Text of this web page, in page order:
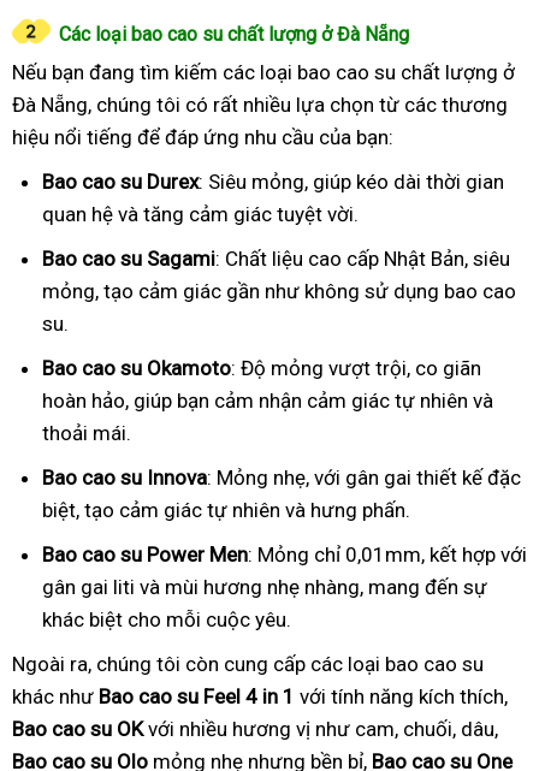
Các loại bao cao su chất lượng ở Đà Nẵng
Nếu bạn đang tìm kiếm các loại bao cao su chất lượng ở
Đà Nẵng, chúng tôi có rất nhiều lựa chọn từ các thương
hiệu nổi tiếng để đáp ứng nhu cầu của bạn:
Bao cao su Durex: Siêu mỏng, giúp kéo dài thời gian
quan hệ và tăng cảm giác tuyệt vời.
Bao cao su Sagami: Chất liệu cao cấp Nhật Bản, siêu
mỏng, tạo cảm giác gần như không sử dụng bao cao
su.
Bao cao su Okamoto: Độ mỏng vượt trội, co giãn
hoàn hảo, giúp bạn cảm nhận cảm giác tự nhiên và
thoải mái.
Bao cao su Innova: Mỏng nhẹ, với gân gai thiết kế đặc
biệt, tạo cảm giác tự nhiên và hưng phấn.
Bao cao su Power Men: Mỏng chỉ 0,01mm, kết hợp với
gân gai liti và mùi hương nhẹ nhàng, mang đến sự
khác biệt cho mỗi cuộc yêu.
Ngoài ra, chúng tôi còn cung cấp các loại bao cao su
khác như Bao cao su Feel 4 in 1 với tính năng kích thích,
Bao cao su OKvới nhiều hương vị như cam, chuối, dâu,
Bao cao su Olo mỏng nhẹ nhưng bền bỉ, Bao cao su One